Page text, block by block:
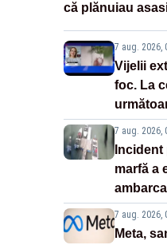
că plănuiau
7 aug. 2026,
Vijelii
foc. La
7 aug. 2026,
marfă a
7 aug. 2026,
Meta,